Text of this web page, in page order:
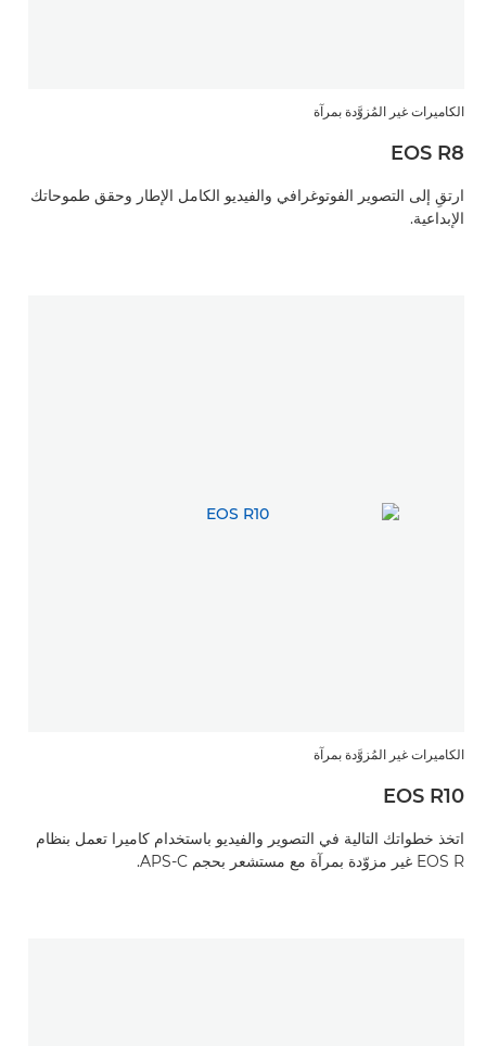
الكاميرات غير المُزوَّدة بمرآة
EOS R8
ارتقِ إلى التصوير الفوتوغرافي والفيديو الكامل الإطار وحقق طموحاتك
الإبداعية.
الكاميرات غير المُزوَّدة بمرآة
EOS R10
اتخذ خطواتك التالية في التصوير والفيديو باستخدام كاميرا تعمل بنظام
EOS R غير مزوّدة بمرآة مع مستشعر بحجم APS-C.